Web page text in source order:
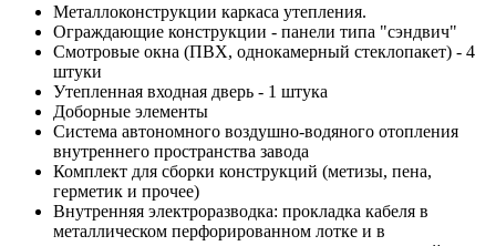
Металлоконструкции каркаса утепления.
Ограждающие конструкции - панели типа "сэндвич"
Смотровые окна (ПВХ, однокамерный стеклопакет) - 4
штуки
Утепленная входная дверь - 1 штука
Доборные элементы
Система автономного воздушно-водяного отопления
внутреннего пространства завода
Комплект для сборки конструкций (метизы, пена,
герметик и прочее)
Внутренняя электроразводка: прокладка кабеля в
металлическом перфорированном лотке и в